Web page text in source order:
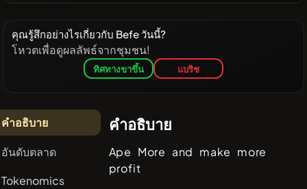
คุณรู้สึกอย่างไรเกี่ยวกับ Befe วันนี้?
โหวตเพื่อดูผลลัพธ์จากชุมชน!
ทิศทางขาขึ้น แบริช
คำอธิบาย
อันดับตลาด
Tokenomics
คำอธิบาย
Ape More and make more
profit